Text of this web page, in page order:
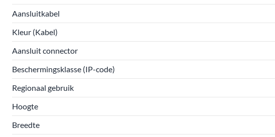
Aansluitkabel
Kleur (Kabel)
Aansluit connector
Beschermingsklasse (IP-code)
Regionaal gebruik
Hoogte
Breedte